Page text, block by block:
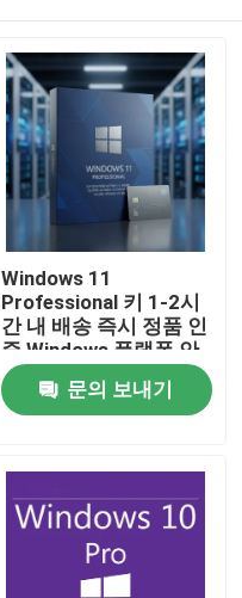
Windows 11
Professional 키 1-2시
간 내 배송 즉시 정품 인
증 Windows 플랫폼 안
전한 정품 액세스
문의 보내기